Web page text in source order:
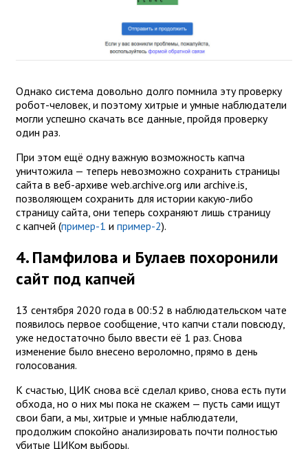
Однако система довольно долго помнила эту проверку
робот-человек, и поэтому хитрые и умные наблюдатели
могли успешно скачать все данные, пройдя проверку
один раз.
При этом ещё одну важную возможность капча
уничтожила — теперь невозможно сохранить страницы
сайта в веб-архиве web.archive.org или archive.is,
позволяющем сохранить для истории какую-либо
страницу сайта, они теперь сохраняют лишь страницу
с капчей (пример-1 и пример-2).
4. Памфилова и Булаев похоронили
сайт под капчей
13 сентября 2020 года в 00:52 в наблюдательском чате
появилось первое сообщение, что капчи стали повсюду,
уже недостаточно было ввести её 1 раз. Снова
изменение было внесено вероломно, прямо в день
голосования.
К счастью, ЦИК снова всё сделал криво, снова есть пути
обхода, но о них мы пока не скажем — пусть сами ищут
свои баги, а мы, хитрые и умные наблюдатели,
продолжим спокойно анализировать почти полностью
убитые ЦИКом выборы.